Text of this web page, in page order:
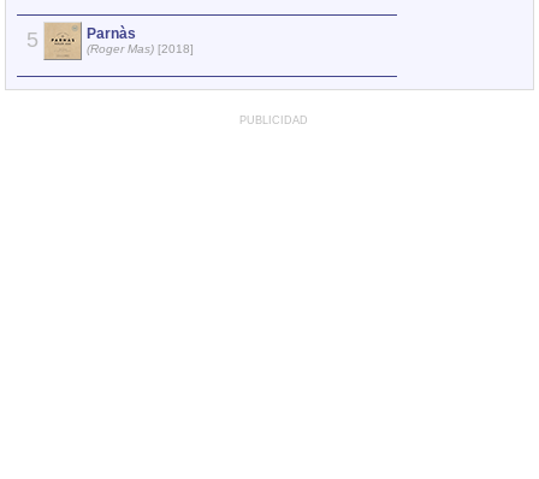
5 Parnàs
(Roger Mas) [2018]
PUBLICIDAD